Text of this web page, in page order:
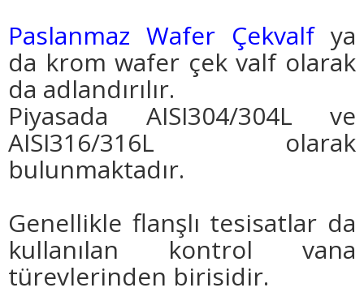
Paslanmaz Wafer Çekvalfya
da krom wafer çek valf olarak
da adlandırılır.
Piyasada AISI304/304L ve
AISI316/316L olarak
bulunmaktadır.
Genellikle flanşlı tesisatlar da
kullanılan kontrol vana
türevlerinden birisidir.